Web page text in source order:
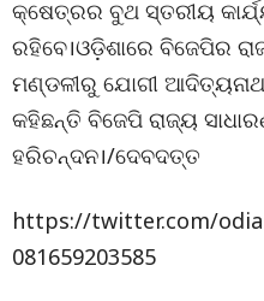
କ୍ଷେତ୍ରର ବୁଥ ସ୍ତରୀୟ
ରହିବେ।ଓଡ଼ିଶାରେ ବିଜେପିର
ମଣ୍ଡଳୀରୁ ଯୋଗୀ
କହିଛନ୍ତି ବିଜେପି ରାଜ୍ୟ
ହରିଚନ୍ଦନ।/ଦେବଦତ୍ତ
https://twitter.com/
081659203585